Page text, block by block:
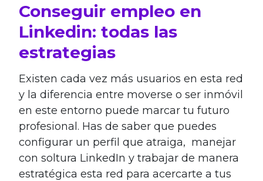
Conseguir empleo en
Linkedin: todas las
estrategias
Existen cada vez más usuarios en esta red
y la diferencia entre moverse o ser inmóvil
en este entorno puede marcar tu futuro
profesional. Has de saber que puedes
configurar un perfil que atraiga, manejar
con soltura LinkedIn y trabajar de manera
estratégica esta red para acercarte a tus